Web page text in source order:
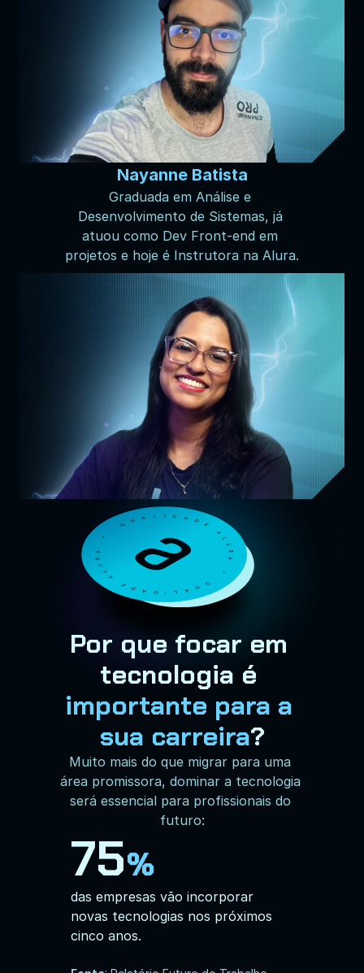
Nayanne Batista
Graduada em Análise e
Desenvolvimento de Sistemas, já
atuou como Dev Front-end em
projetos e hoje é Instrutora na Alura.
Por que focar em
tecnologia é
importante para a
sua carreira?
Muito mais do que migrar para uma
área promissora, dominar a tecnologia
será essencial para profissionais do
futuro:
75%
das empresas vão incorporar
novas tecnologias nos próximos
cinco anos.